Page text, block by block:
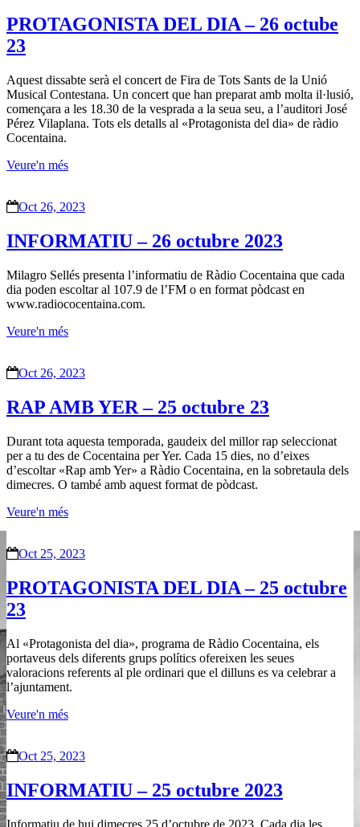
PROTAGONISTA DEL DIA – 26 octube
23
Aquest dissabte serà el concert de Fira de Tots Sants de la Unió
Musical Contestana. Un concert que han preparat amb molta il·lusió,
començara a les 18.30 de la vesprada a la seua seu, a l’auditori José
Pérez Vilaplana. Tots els detalls al «Protagonista del dia» de ràdio
Cocentaina.
Veure'n més
Oct 26, 2023
INFORMATIU – 26 octubre 2023
Milagro Sellés presenta l’informatiu de Ràdio Cocentaina que cada
dia poden escoltar al 107.9 de l’FM o en format pòdcast en
www.radiococentaina.com.
Veure'n més
Oct 26, 2023
RAP AMB YER – 25 octubre 23
Durant tota aquesta temporada, gaudeix del millor rap seleccionat
per a tu des de Cocentaina per Yer. Cada 15 dies, no d’eixes
d’escoltar «Rap amb Yer» a Ràdio Cocentaina, en la sobretaula dels
dimecres. O també amb aquest format de pòdcast.
Veure'n més
Oct 25, 2023
PROTAGONISTA DEL DIA – 25 octubre
23
Al «Protagonista del dia», programa de Ràdio Cocentaina, els
portaveus dels diferents grups polítics ofereixen les seues
valoracions referents al ple ordinari que el dilluns es va celebrar a
l’ajuntament.
Veure'n més
Oct 25, 2023
INFORMATIU – 25 octubre 2023
Informatiu de hui dimecres 25 d’octubre de 2023. Cada dia les